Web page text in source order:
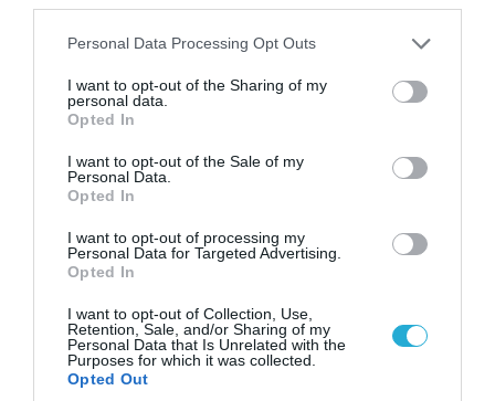
Please note that this website/app uses one or more Google
not limited to your visit or usage behaviour. You may click to
grant or deny consent to Google and its third-party tags to
use your data for below specified purposes in below Google
consent section.
Personal Data Processing Opt Outs
I want to opt-out of the Sharing of my
personal data.
Opted In
I want to opt-out of the Sale of my
Personal Data.
Opted In
I want to opt-out of processing my
Personal Data for Targeted Advertising.
Opted In
I want to opt-out of Collection, Use,
Retention, Sale, and/or Sharing of my
Personal Data that Is Unrelated with the
Purposes for which it was collected.
Opted Out
07.08.2026 | 20:02
Ο Γιάννης Αλαφούζος «τέλειωσε» τον
Κωνσταντίνο Ζούλα από τον ΣΚΑΪ – Ο λόγος της